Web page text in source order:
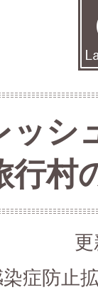
ッシ
行村
症防止